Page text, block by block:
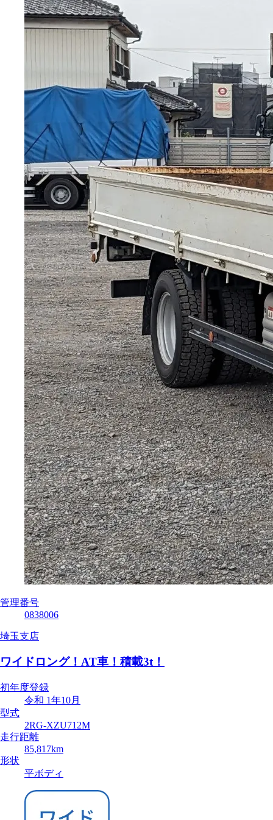
管理番号
0838006
埼玉支店
ワイドロング！AT車！積載3t！
初年度登録
令和 1年10月
型式
2RG-XZU712M
走行距離
85,817km
形状
平ボディ